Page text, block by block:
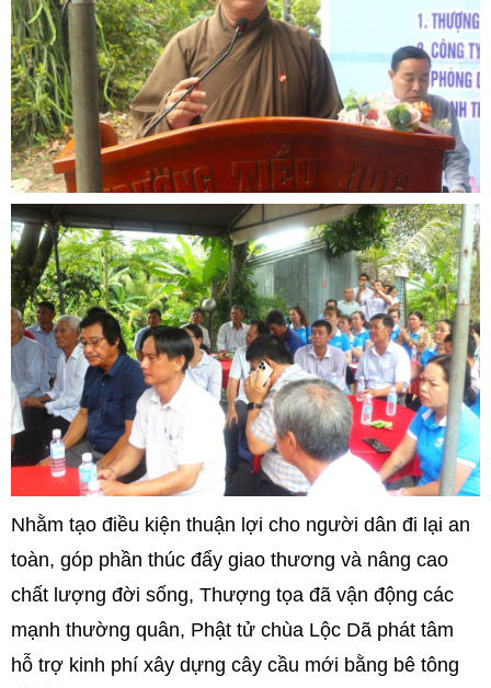
Nhằm tạo điều kiện thuận lợi cho người dân đi lại an
toàn, góp phần thúc đẩy giao thương và nâng cao
chất lượng đời sống, Thượng tọa đã vận động các
mạnh thường quân, Phật tử chùa Lộc Dã phát tâm
hỗ trợ kinh phí xây dựng cây cầu mới bằng bê tông